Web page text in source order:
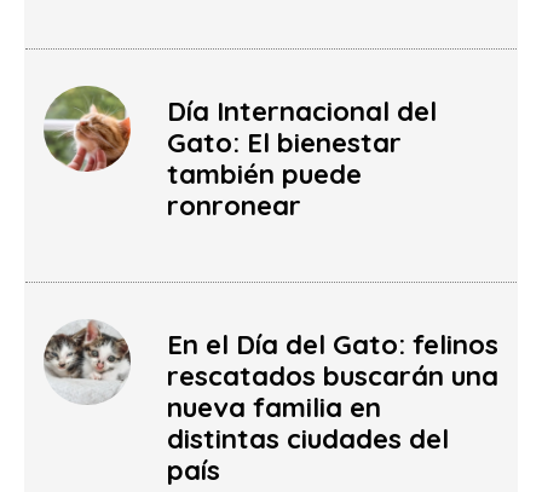
Día Internacional del
Gato: El bienestar
también puede
ronronear
En el Día del Gato: felinos
rescatados buscarán una
nueva familia en
distintas ciudades del
país